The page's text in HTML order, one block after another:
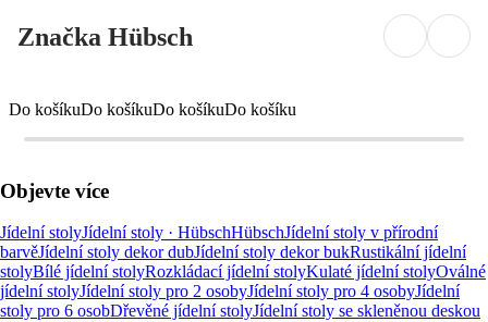
Značka Hübsch
Do košíkuDo košíkuDo košíkuDo košíku
Objevte více
Jídelní stolyJídelní stoly · HübschHübschJídelní stoly v přírodní
barvěJídelní stoly dekor dubJídelní stoly dekor bukRustikální jídelní
stolyBílé jídelní stolyRozkládací jídelní stolyKulaté jídelní stolyOválné
jídelní stolyJídelní stoly pro 2 osobyJídelní stoly pro 4 osobyJídelní
stoly pro 6 osobDřevěné jídelní stolyJídelní stoly se skleněnou deskou